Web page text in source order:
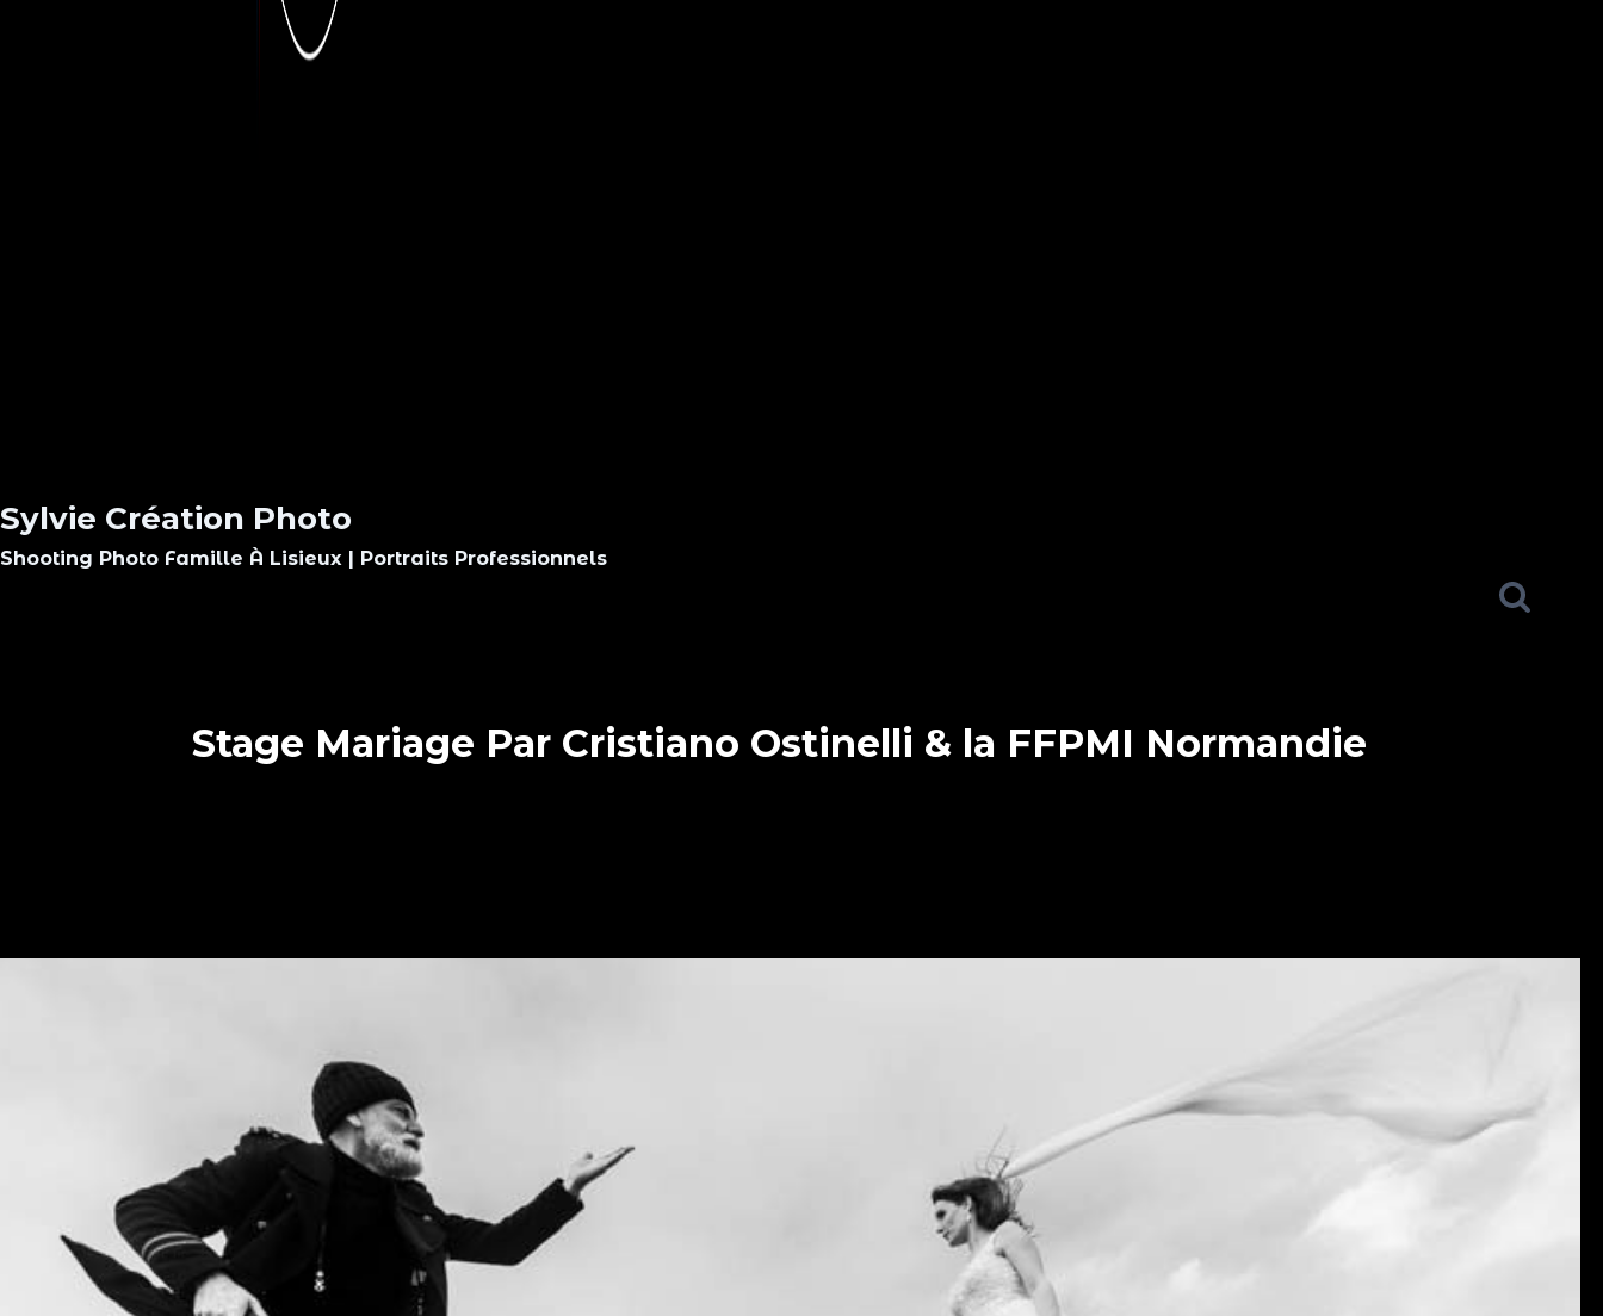
Sylvie Création Photo
Shooting Photo Famille À Lisieux | Portraits Professionnels
Stage Mariage Par Cristiano Ostinelli & la FFPMI Normandie